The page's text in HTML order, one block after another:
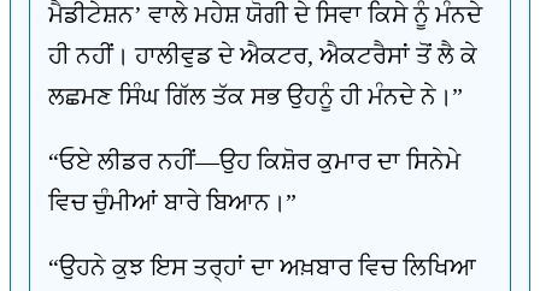
ਮੈਡੀਟੇਸ਼ਨ’ ਵਾਲੇ ਮਹੇਸ਼ ਯੋਗੀ ਦੇ ਸਿਵਾ ਕਿਸੇ ਨੂੰ ਮੰਨਦੇ
ਹੀ ਨਹੀਂ। ਹਾਲੀਵੁਡ ਦੇ ਐਕਟਰ, ਐਕਟਰੈਸਾਂ ਤੋਂ ਲੈ ਕੇ
ਲਛਮਣ ਸਿੰਘ ਗਿੱਲ ਤੱਕ ਸਭ ਉਹਨੂੰ ਹੀ ਮੰਨਦੇ ਨੇ।”
“ਓਏ ਲੀਡਰ ਨਹੀਂ—ਉਹ ਕਿਸ਼ੋਰ ਕੁਮਾਰ ਦਾ ਸਿਨੇਮੇ
ਵਿਚ ਚੁੰਮੀਆਂ ਬਾਰੇ ਬਿਆਨ।”
“ਉਹਨੇ ਕੁਝ ਇਸ ਤਰ੍ਹਾਂ ਦਾ ਅਖ਼ਬਾਰ ਵਿਚ ਲਿਖਿਆ